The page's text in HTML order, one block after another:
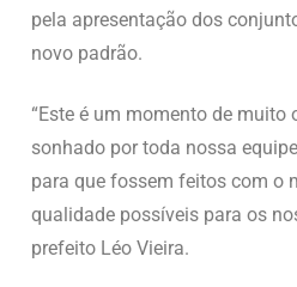
pela apresentação dos
novo padrão.
“Este é um momento de muito
sonhado por toda nossa
para que fossem feitos com o
qualidade possíveis para os
prefeito Léo Vieira.